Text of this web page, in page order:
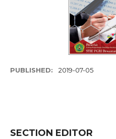
PUBLISHED: 2019-07-05
SECTION EDITOR